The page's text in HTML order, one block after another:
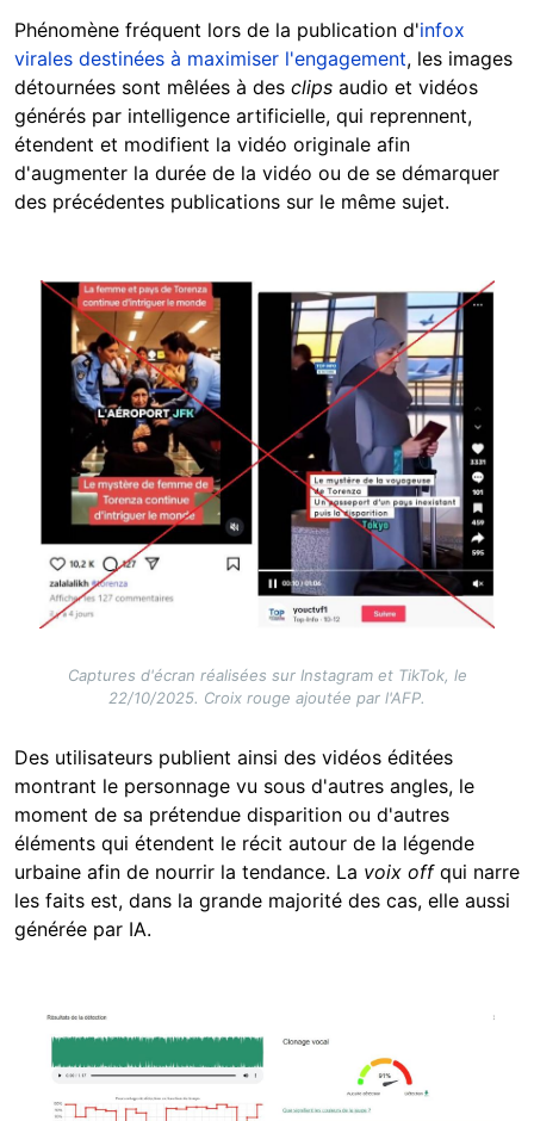
Phénomène fréquent lors de la publication d'infox
virales destinées à maximiser l'engagement, les images
détournées sont mêlées à des clips audio et vidéos
générés par intelligence artificielle, qui reprennent,
étendent et modifient la vidéo originale afin
d'augmenter la durée de la vidéo ou de se démarquer
des précédentes publications sur le même sujet.
Image
Captures d'écran réalisées sur Instagram et TikTok, le
22/10/2025. Croix rouge ajoutée par l'AFP.
Des utilisateurs publient ainsi des vidéos éditées
montrant le personnage vu sous d'autres angles, le
moment de sa prétendue disparition ou d'autres
éléments qui étendent le récit autour de la légende
urbaine afin de nourrir la tendance. La voix offqui narre
les faits est, dans la grande majorité des cas, elle aussi
générée par IA.
Image